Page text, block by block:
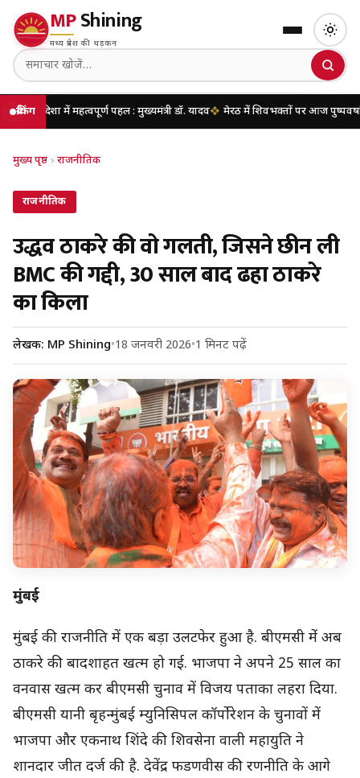
MPShining
मध्य प्रदेश की धड़कन
ब्रेकिंगपहल : मुख्यमंत्री डॉ. यादव मेरठ में शिवभक्तों पर आज पुष्पवर्षा करेंगे मुख्यमंत्री
मुख्य पृष्ठ › राजनीतिक
राजनीतिक
उद्धव ठाकरे की वो गलती, जिसने छीन ली
BMC की गद्दी, 30 साल बाद ढहा ठाकरे
का किला
लेखक: MP Shining•18 जनवरी 2026•1 मिनट पढ़ें
मुंबई
मुंबई की राजनीति में एक बड़ा उलटफेर हुआ है. बीएमसी मेंं अब
ठाकरे की बादशाहत खत्म हो गई. भाजपा ने अपने 25 साल का
वनवास खत्म कर बीएमसी चुनाव में विजय पताका लहरा दिया.
बीएमसी यानी बृहन्मुंबई म्युनिसिपल कॉर्पोरेशन के चुनावों में
भाजपा और एकनाथ शिंदे की शिवसेना वाली महायुति ने
शानदार जीत दर्ज की है. देवेंद्र फडणवीस की रणनीति के आगे